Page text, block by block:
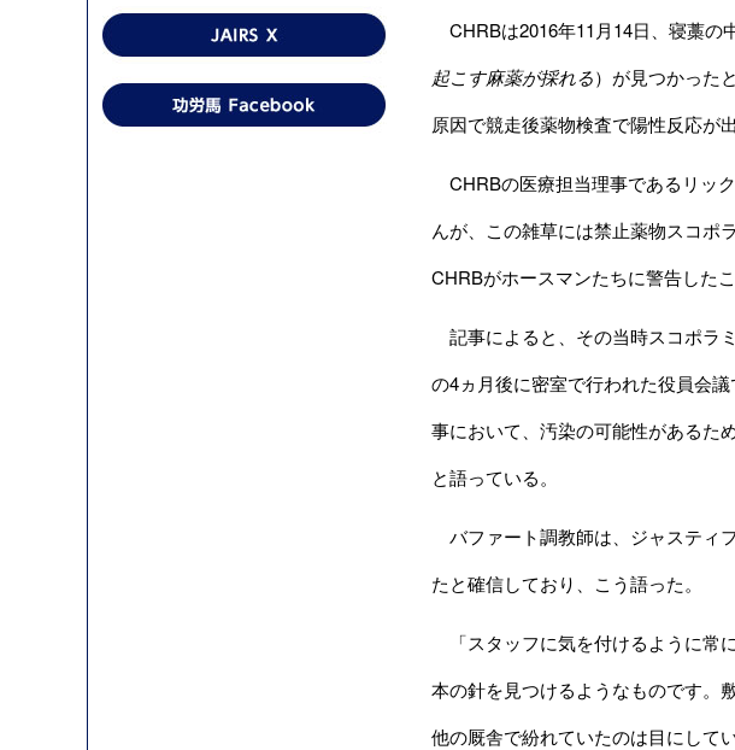
CHRBは2016年11月14日、寝藁の
起こす麻薬が採れる）が見つかった
原因で競走後薬物検査で陽性反応が
CHRBの医療担当理事であるリッ
んが、この雑草には禁止薬物スコポ
CHRBがホースマンたちに警告した
記事によると、その当時スコポラ
の4ヵ月後に密室で行われた役員会
事において、汚染の可能性があるた
と語っている。
バファート調教師は、ジャスティ
たと確信しており、こう語った。
「スタッフに気を付けるように常
本の針を見つけるようなものです。
他の厩舎で紛れていたのは目にして